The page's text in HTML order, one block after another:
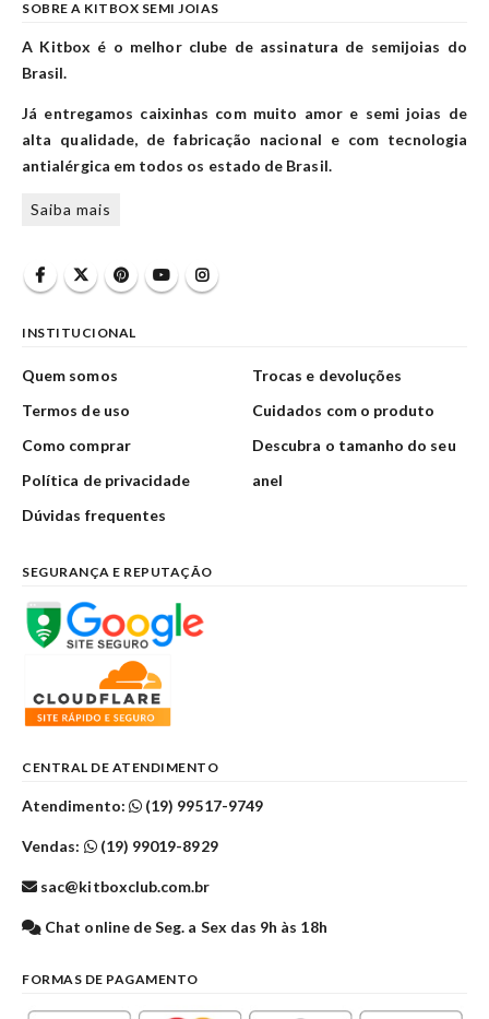
SOBRE A KITBOX SEMI JOIAS
A Kitbox é o melhor clube de assinatura de semijoias do
Brasil.
Já entregamos caixinhas com muito amor e semi joias de
alta qualidade, de fabricação nacional e com tecnologia
antialérgica em todos os estado de Brasil.
Saiba mais
INSTITUCIONAL
Quem somos
Termos de uso
Como comprar
Política de privacidade
Dúvidas frequentes
Trocas e devoluções
Cuidados com o produto
Descubra o tamanho do seu
anel
SEGURANÇA E REPUTAÇÃO
CENTRAL DE ATENDIMENTO
Atendimento: (19) 99517-9749
Vendas: (19) 99019-8929
sac@kitboxclub.com.br
Chat online de Seg. a Sex das 9h às 18h
FORMAS DE PAGAMENTO